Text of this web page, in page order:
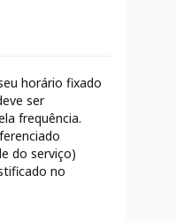
horário fixado
ser
frequência.
do serviço)
no